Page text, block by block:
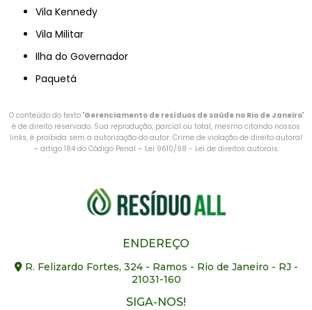
Vila Kennedy
Vila Militar
Ilha do Governador
Paquetá
O conteúdo do texto "Gerenciamento de resíduos de saúde no Rio de Janeiro"
é de direito reservado. Sua reprodução, parcial ou total, mesmo citando nossos
links, é proibida sem a autorização do autor. Crime de violação de direito autoral
– artigo 184 do Código Penal – Lei 9610/98 - Lei de direitos autorais.
ENDEREÇO
R. Felizardo Fortes, 324 - Ramos - Rio de Janeiro - RJ -
21031-160
SIGA-NOS!